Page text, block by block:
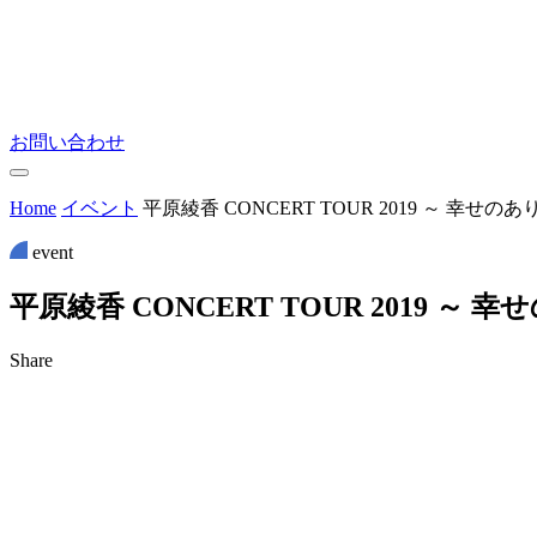
お問い合わせ
Home イベント 平原綾香 CONCERT TOUR 2019 ～ 幸せのあ
event
平原綾香 CONCERT TOUR 2019 ～ 幸せ
Share